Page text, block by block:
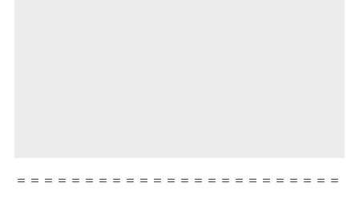
＝＝＝＝＝＝＝＝＝＝＝＝＝＝＝＝＝＝＝＝＝＝＝＝